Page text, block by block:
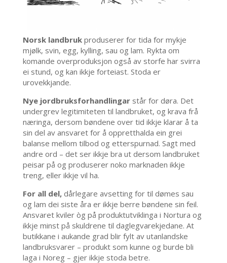
Norsk landbrukproduserer for tida for mykje
mjølk, svin, egg, kylling, sau og lam. Rykta om
komande overproduksjon også av storfe har svirra
ei stund, og kan ikkje forteiast. Stoda er
urovekkjande.
Nye jordbruksforhandlingarstår for døra. Det
undergrev legitimiteten til landbruket, og krava frå
næringa, dersom bøndene over tid ikkje klarar å ta
sin del av ansvaret for å oppretthalda ein grei
balanse mellom tilbod og etterspurnad. Sagt med
andre ord – det ser ikkje bra ut dersom landbruket
peisar på og produserer noko marknaden ikkje
treng, eller ikkje vil ha.
For all del,dårlegare avsetting for til dømes sau
og lam dei siste åra er ikkje berre bøndene sin feil.
Ansvaret kviler òg på produktutviklinga i Nortura og
ikkje minst på skuldrene til daglegvarekjedane. At
butikkane i aukande grad blir fylt av utanlandske
landbruksvarer – produkt som kunne og burde bli
laga i Noreg – gjer ikkje stoda betre.